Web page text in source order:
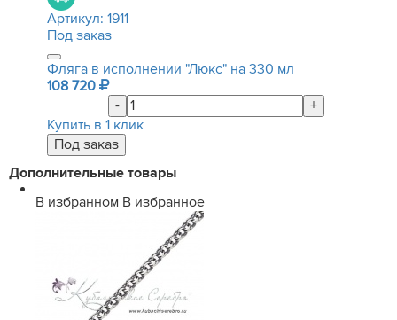
Артикул: 1911
Под заказ
Фляга в исполнении "Люкс" на 330 мл
108 720
-
+
Купить в 1 клик
Дополнительные товары
В избранном В избранное